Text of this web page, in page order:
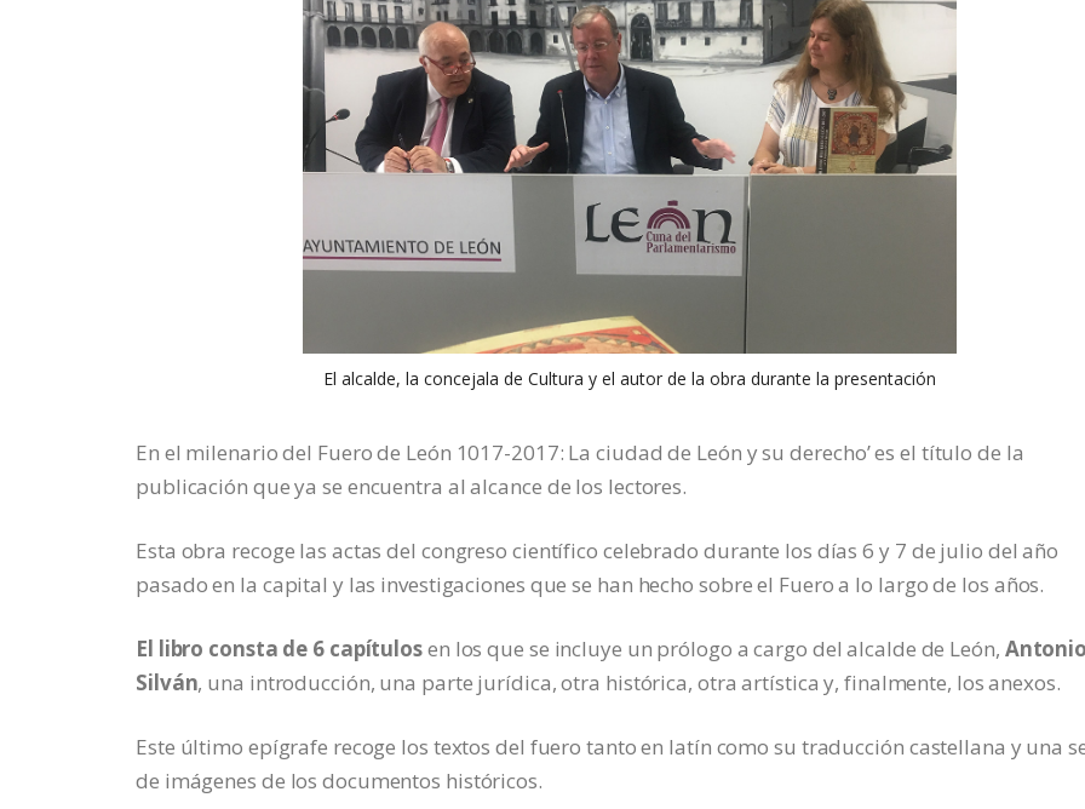
El alcalde, la concejala de Cultura y el autor de la obra durante la presentación
En el milenario del Fuero de León 1017-2017: La ciudad de León y su derecho’ es el título de la
publicación que ya se encuentra al alcance de los lectores.
Esta obra recoge las actas del congreso científico celebrado durante los días 6 y 7 de julio del año
pasado en la capital y las investigaciones que se han hecho sobre el Fuero a lo largo de los años.
El libro consta de 6 capítulosen los que se incluye un prólogo a cargo del alcalde de León, Antonio
Silván, una introducción, una parte jurídica, otra histórica, otra artística y, finalmente, los anexos.
Este último epígrafe recoge los textos del fuero tanto en latín como su traducción castellana y una
de imágenes de los documentos históricos.